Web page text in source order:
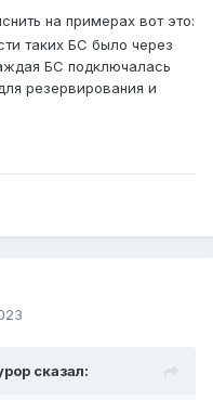
на примерах вот это:
таких БС было через
БС подключалась
резервирования и
сказал: